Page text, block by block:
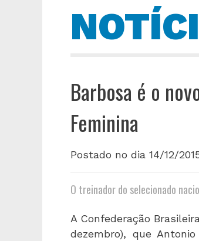
Barbosa é o
Feminina
Postado no dia 14/12/
O treinador do selecionado
A Confederação
dezembro), que